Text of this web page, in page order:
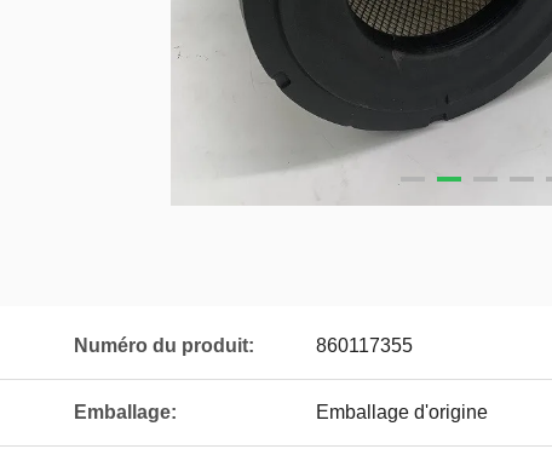
Numéro du produit: 860117355
Emballage: Emballage d'origine